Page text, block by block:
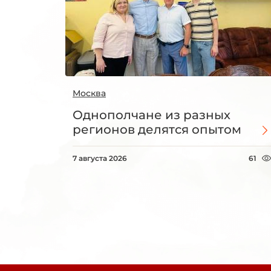
Москва
Однополчане из разных
регионов делятся опытом
7 августа 2026 61